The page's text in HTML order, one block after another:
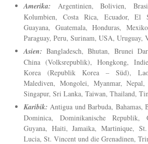
Amerika: Argentinien, Bolivien,
Kolumbien, Costa Rica, Ecuador, El
Guayana, Guatemala, Honduras,
Paraguay, Peru, Surinam, USA, Uruguay,
Asien: Bangladesch, Bhutan, Brunei
China (Volksrepublik), Hongkong,
Korea (Republik Korea – Süd),
Malediven, Mongolei, Myanmar,
Singapur, Sri Lanka, Taiwan, Thailand,
Karibik: Antigua und Barbuda, Bahamas,
Dominica, Dominikanische Republik,
Guyana, Haiti, Jamaika, Martinique,
Lucia, St. Vincent und die Grenadinen,